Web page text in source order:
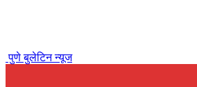
पुणे बुलेटिन न्यूज